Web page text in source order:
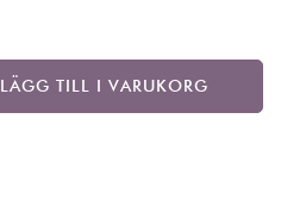
LÄGG TILL I VARUKORG